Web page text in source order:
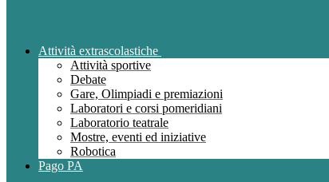
Attività extrascolastiche
Attività sportive
Debate
Gare, Olimpiadi e premiazioni
Laboratori e corsi pomeridiani
Laboratorio teatrale
Mostre, eventi ed iniziative
Robotica
Pago PA